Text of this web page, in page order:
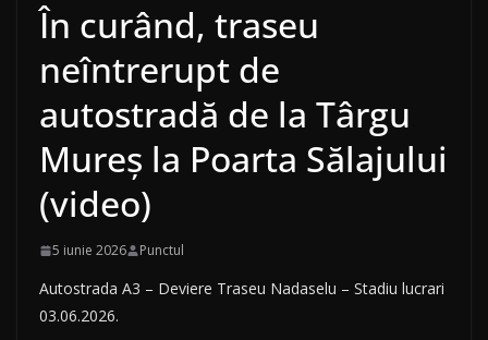
În curând, traseu
neîntrerupt de
autostradă de la Târgu
Mureș la Poarta Sălajului
(video)
5 iunie 2026 Punctul
Autostrada A3 – Deviere Traseu Nadaselu – Stadiu lucrari
03.06.2026.